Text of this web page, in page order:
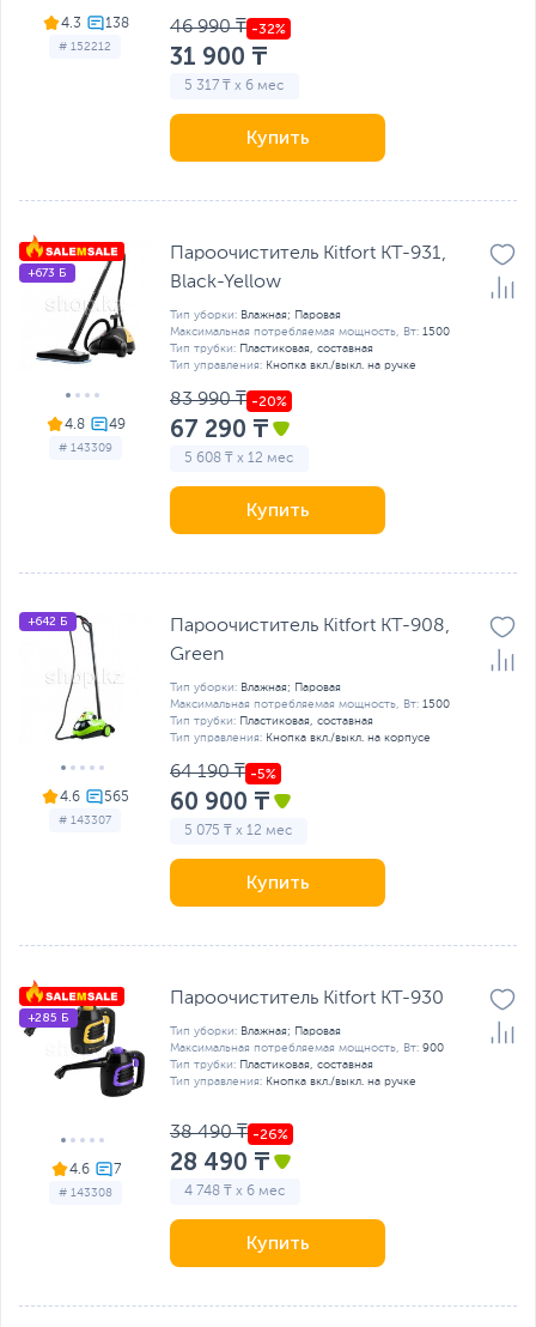
4.3
# 152212
46 990 ₸
31 900 ₸
5 317 ₸ x 6 мес
Купить
4.8
# 143309
+673 Б
Пароочиститель Kitfort KT-931,
Black-Yellow
Тип уборки: Влажная; Паровая
Максимальная потребляемая мощность, Вт: 1500
Тип трубки: Пластиковая, составная
Тип управления: Кнопка вкл./выкл. на ручке
83 990 ₸
67 290 ₸
5 608 ₸ x 12 мес
Купить
4.6
# 143307
+642 Б
Пароочиститель Kitfort KT-908,
Green
Тип уборки: Влажная; Паровая
Максимальная потребляемая мощность, Вт: 1500
Тип трубки: Пластиковая, составная
Тип управления: Кнопка вкл./выкл. на корпусе
64 190 ₸
60 900 ₸
5 075 ₸ x 12 мес
Купить
4.6
# 143308
+285 Б
Пароочиститель Kitfort KT-930
Тип уборки: Влажная; Паровая
Максимальная потребляемая мощность, Вт: 900
Тип трубки: Пластиковая, составная
Тип управления: Кнопка вкл./выкл. на ручке
38 490 ₸
28 490 ₸
4 748 ₸ x 6 мес
Купить